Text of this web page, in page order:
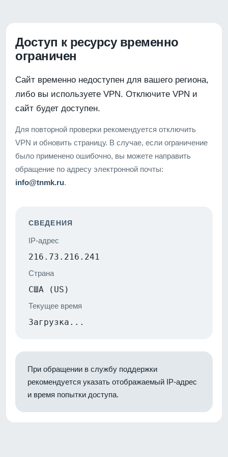
Доступ к ресурсу временно
ограничен
Сайт временно недоступен для вашего региона,
либо вы используете VPN. Отключите VPN и
сайт будет доступен.
Для повторной проверки рекомендуется отключить
VPN и обновить страницу. В случае, если ограничение
было применено ошибочно, вы можете направить
обращение по адресу электронной почты:
info@tnmk.ru.
СВЕДЕНИЯ
IP-адрес
216.73.216.241
Страна
США (US)
Текущее время
Загрузка...
При обращении в службу поддержки
рекомендуется указать отображаемый IP-адрес
и время попытки доступа.